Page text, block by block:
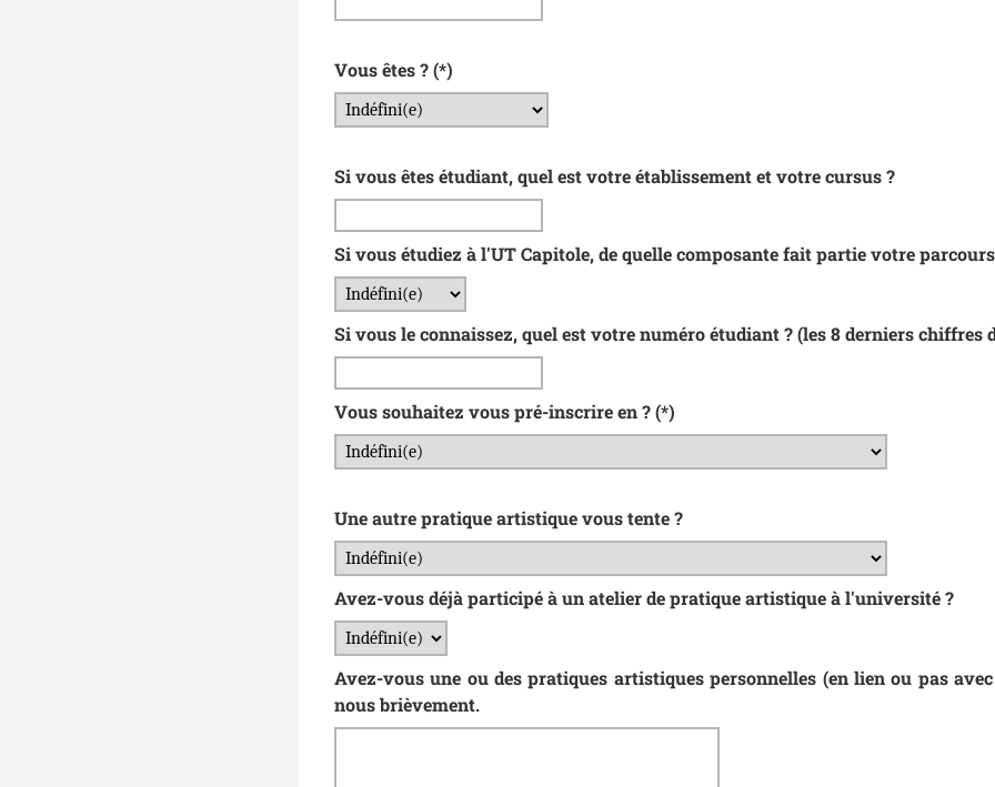
Vous êtes ?(*)
Si vous êtes étudiant, quel est votre établissement et votre cursus ?
Si vous étudiez à l'UT Capitole, de quelle composante fait partie votre
Si vous le connaissez, quel est votre numéro étudiant ? (les 8 derniers chiffres
Vous souhaitez vous pré-inscrire en ?(*)
Une autre pratique artistique vous tente ?
Avez-vous déjà participé à un atelier de pratique artistique à l'université ?
Avez-vous une ou des pratiques artistiques personnelles (en lien ou pas
nous brièvement.